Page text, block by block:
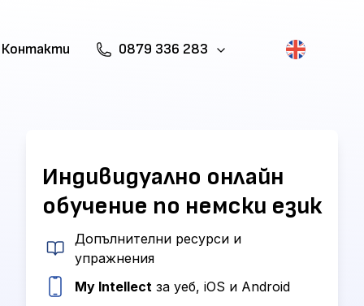
Контакти 0879 336 283
Индивидуално онлайн
обучение по немски език
Допълнителни ресурси и
упражнения
My Intellect за уеб, iOS и Android